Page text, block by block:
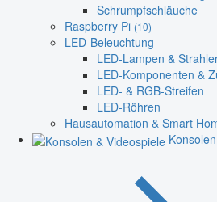
Schrumpfschläuche
Raspberry Pi (10)
LED-Beleuchtung
LED-Lampen &
LED-Komponenten &
LED- & RGB-Streifen
LED-Röhren
Hausautomation & Smart